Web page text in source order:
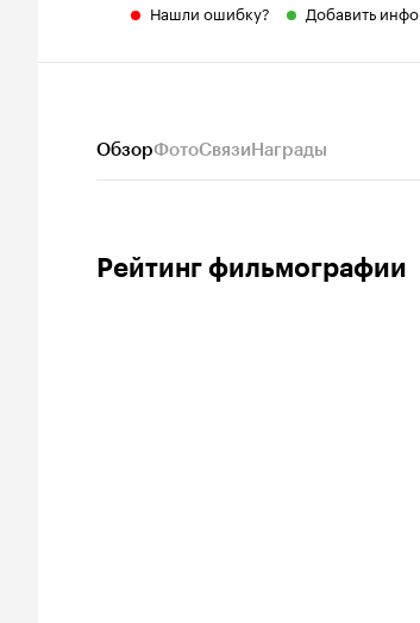
Нашли ошибку? Добавить инфо
ОбзорФотоСвязиНаграды
Рейтинг фильмографии